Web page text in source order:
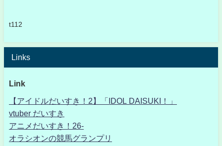
t112
Links
Link
【アイドルだいすき！2】「IDOL DAISUKI！」
vtuber だいすき
アニメだいすき！26-
オラシオンの競馬グランプリ